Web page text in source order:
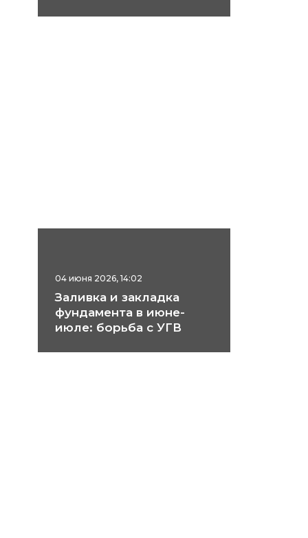
04 июня 2026, 14:02
Заливка и закладка
фундамента в июне-
июле: борьба с УГВ